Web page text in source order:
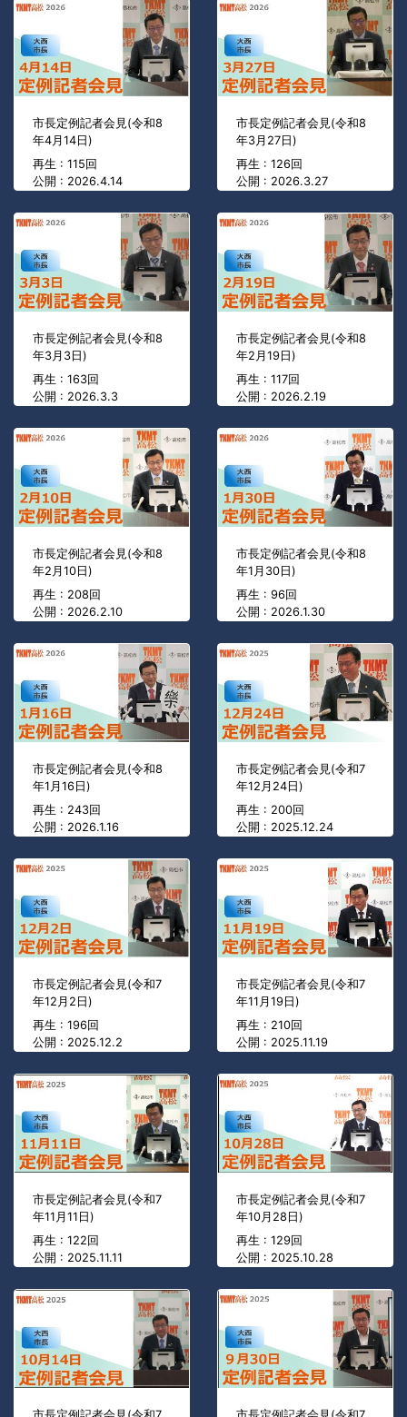
市長定例記者会見(令和8
年4月14日)
再生 : 115回
公開 : 2026.4.14
市長定例記者会見(令和8
年3月27日)
再生 : 126回
公開 : 2026.3.27
市長定例記者会見(令和8
年3月3日)
再生 : 163回
公開 : 2026.3.3
市長定例記者会見(令和8
年2月19日)
再生 : 117回
公開 : 2026.2.19
市長定例記者会見(令和8
年2月10日)
再生 : 208回
公開 : 2026.2.10
市長定例記者会見(令和8
年1月30日)
再生 : 96回
公開 : 2026.1.30
市長定例記者会見(令和8
年1月16日)
再生 : 243回
公開 : 2026.1.16
市長定例記者会見(令和7
年12月24日)
再生 : 200回
公開 : 2025.12.24
市長定例記者会見(令和7
年12月2日)
再生 : 196回
公開 : 2025.12.2
市長定例記者会見(令和7
年11月19日)
再生 : 210回
公開 : 2025.11.19
市長定例記者会見(令和7
年11月11日)
再生 : 122回
公開 : 2025.11.11
市長定例記者会見(令和7
年10月28日)
再生 : 129回
公開 : 2025.10.28